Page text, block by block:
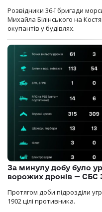
Розвідники 36-ї бригади
Михайла Білінського на
окупантів у будівлях.
За минулу добу було
ворожих дронів — СБС
Протягом доби підрозділи
1902 цілі противника.